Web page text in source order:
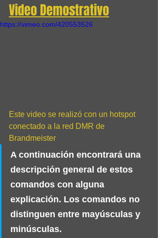
Video Demostrativo
https://vimeo.com/420553526
Este video se realizó con un hotspot
conectado a la red DMR de
Brandmeister
A continuación encontrará una
descripción general de estos
comandos con alguna
explicación. Los comandos no
distinguen entre mayúsculas y
minúsculas.